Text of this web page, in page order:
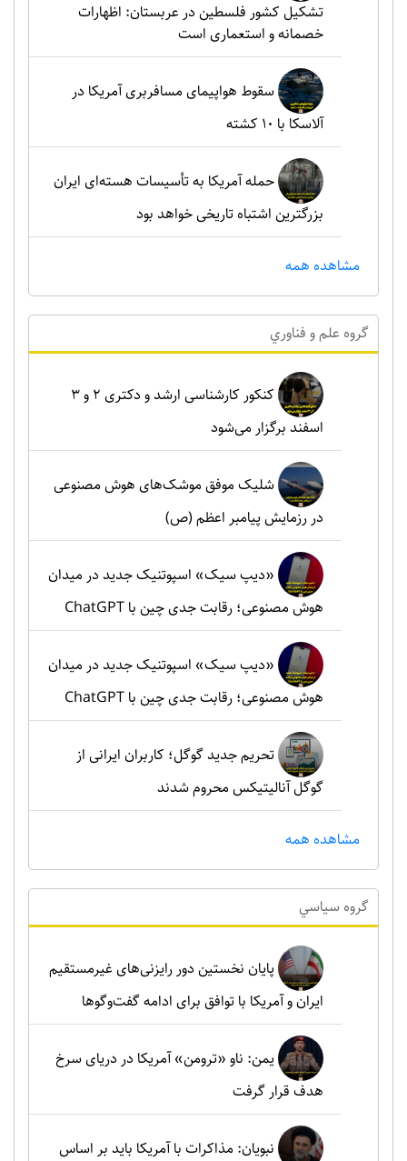
تشکیل کشور فلسطین در عربستان: اظهارات
خصمانه و استعماری است
سقوط هواپیمای مسافربری آمریکا در
آلاسکا با ۱۰ کشته
حمله آمریکا به تأسیسات هسته‌ای ایران
بزرگترین اشتباه تاریخی خواهد بود
مشاهده همه
گروه علم و فناوري
کنکور کارشناسی ارشد و دکتری ۲ و ۳
اسفند برگزار می‌شود
شلیک موفق موشک‌های هوش مصنوعی
در رزمایش پیامبر اعظم (ص)
«دیپ سیک» اسپوتنیک جدید در میدان
هوش مصنوعی؛ رقابت جدی چین با ChatGPT
«دیپ سیک» اسپوتنیک جدید در میدان
هوش مصنوعی؛ رقابت جدی چین با ChatGPT
تحریم جدید گوگل؛ کاربران ایرانی از
گوگل آنالیتیکس محروم شدند
مشاهده همه
گروه سياسي
پایان نخستین دور رایزنی‌های غیرمستقیم
ایران و آمریکا با توافق برای ادامه گفت‌وگوها
یمن: ناو «ترومن» آمریکا در دریای سرخ
هدف قرار گرفت
نبویان: مذاکرات با آمریکا باید بر اساس